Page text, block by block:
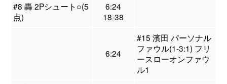
#8 轟 2Pシュート○(5
点)
6:24
18-38
6:24
#15 濱田 パーソナル
ファウル(1-3:1) フリ
ースローオンファウ
ル1